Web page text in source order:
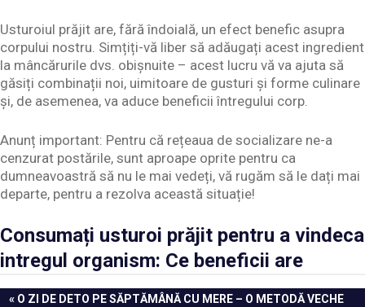
Usturoiul prăjit are, fără îndoială, un efect benefic asupra
corpului nostru. Simțiți-vă liber să adăugați acest ingredient
la mâncărurile dvs. obișnuite – acest lucru vă va ajuta să
găsiți combinații noi, uimitoare de gusturi și forme culinare
și, de asemenea, va aduce beneficii întregului corp.
Anunț important: Pentru că rețeaua de socializare ne-a
cenzurat postările, sunt aproape oprite pentru ca
dumneavoastră să nu le mai vedeți, vă rugăm să le dați mai
departe, pentru a rezolva această situație!
Consumați usturoi prăjit pentru a vindeca
intregul organism: Ce beneficii are
Navigare
PREVIOUS
O ZI DE DETO PE SĂPTĂMÂNĂ CU MERE – O METODĂ VECHE